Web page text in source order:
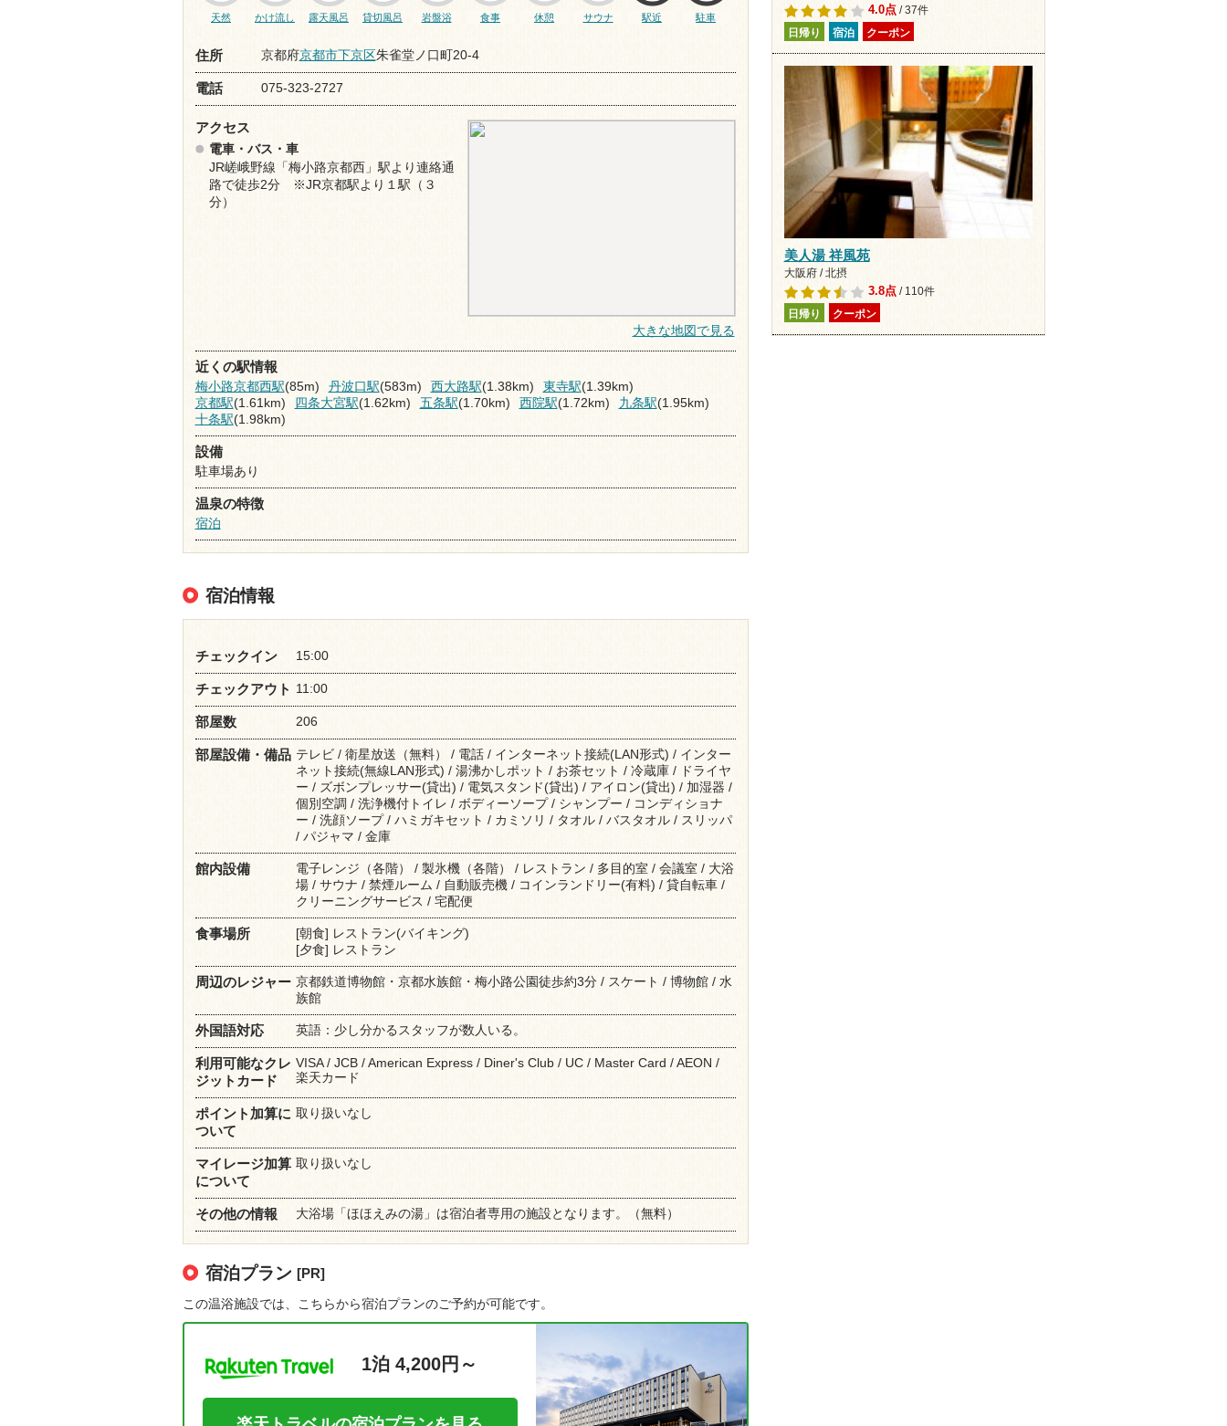
天然 かけ流し 露天風呂 貸切風呂 岩盤浴 食事 休憩 サウナ 駅近 駐車
住所 京都府京都市下京区朱雀堂ノ口町20-4
電話 075-323-2727
アクセス
電車・バス・車
JR嵯峨野線「梅小路京都西」駅より連絡通
路で徒歩2分 ※JR京都駅より１駅（３
分）
大きな地図で見る
近くの駅情報
梅小路京都西駅(85m) 丹波口駅(583m) 西大路駅(1.38km) 東寺駅(1.39km)
京都駅(1.61km) 四条大宮駅(1.62km) 五条駅(1.70km) 西院駅(1.72km) 九条駅(1.95km)
十条駅(1.98km)
設備
駐車場あり
温泉の特徴
宿泊
宿泊情報
チェックイン 15:00
チェックアウト 11:00
部屋数 206
部屋設備・備品 テレビ / 衛星放送（無料） / 電話 / インターネット接続(LAN形式) / インター
ネット接続(無線LAN形式) / 湯沸かしポット / お茶セット / 冷蔵庫 / ドライヤ
ー / ズボンプレッサー(貸出) / 電気スタンド(貸出) / アイロン(貸出) / 加湿器 /
個別空調 / 洗浄機付トイレ / ボディーソープ / シャンプー / コンディショナ
ー / 洗顔ソープ / ハミガキセット / カミソリ / タオル / バスタオル / スリッパ
/ パジャマ / 金庫
館内設備
電子レンジ（各階） / 製氷機（各階） / レストラン / 多目的室 / 会議室 / 大浴
場 / サウナ / 禁煙ルーム / 自動販売機 / コインランドリー(有料) / 貸自転車 /
クリーニングサービス / 宅配便
食事場所
[朝食] レストラン(バイキング)
[夕食] レストラン
周辺のレジャー 京都鉄道博物館・京都水族館・梅小路公園徒歩約3分 / スケート / 博物館 / 水
族館
外国語対応 英語：少し分かるスタッフが数人いる。
利用可能なクレ
ジットカード
VISA / JCB / American Express / Diner's Club / UC / Master Card / AEON /
楽天カード
ポイント加算に
ついて
取り扱いなし
マイレージ加算
について
取り扱いなし
その他の情報 大浴場「ほほえみの湯」は宿泊者専用の施設となります。（無料）
宿泊プラン [PR]
この温浴施設では、こちらから宿泊プランのご予約が可能です。
1泊 4,200円～
4.0点/ 37件
日帰り 宿泊 クーポン
美人湯 祥風苑
大阪府 / 北摂
3.8点/ 110件
日帰り クーポン